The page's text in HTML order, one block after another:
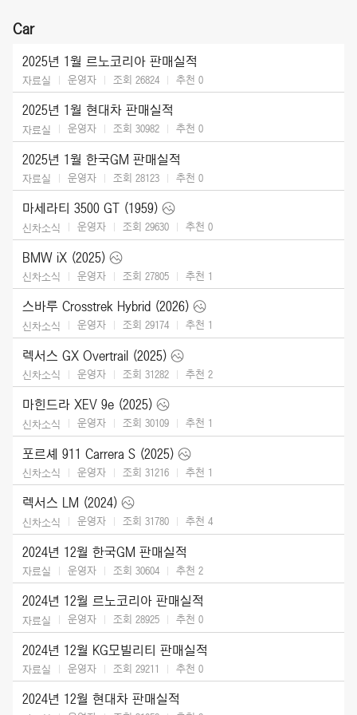
Car
2025년 1월 르노코리아 판매실적
자료실 운영자 조회 26824 추천 0
2025년 1월 현대차 판매실적
자료실 운영자 조회 30982 추천 0
2025년 1월 한국GM 판매실적
자료실 운영자 조회 28123 추천 0
마세라티 3500 GT (1959)
신차소식 운영자 조회 29630 추천 0
BMW iX (2025)
신차소식 운영자 조회 27805 추천 1
스바루 Crosstrek Hybrid (2026)
신차소식 운영자 조회 29174 추천 1
렉서스 GX Overtrail (2025)
신차소식 운영자 조회 31282 추천 2
마힌드라 XEV 9e (2025)
신차소식 운영자 조회 30109 추천 1
포르셰 911 Carrera S (2025)
신차소식 운영자 조회 31216 추천 1
렉서스 LM (2024)
신차소식 운영자 조회 31780 추천 4
2024년 12월 한국GM 판매실적
자료실 운영자 조회 30604 추천 2
2024년 12월 르노코리아 판매실적
자료실 운영자 조회 28925 추천 0
2024년 12월 KG모빌리티 판매실적
자료실 운영자 조회 29211 추천 0
2024년 12월 현대차 판매실적